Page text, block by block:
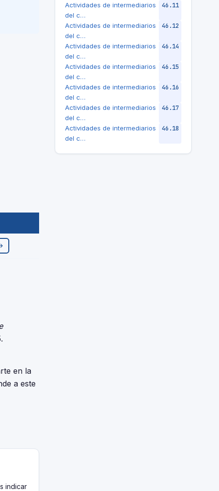
en la
a este
indicar
Actividades de intermediarios
del c…
46.11
Actividades de intermediarios
del c…
46.12
Actividades de intermediarios
del c…
46.14
Actividades de intermediarios
del c…
46.15
Actividades de intermediarios
del c…
46.16
Actividades de intermediarios
del c…
46.17
Actividades de intermediarios
del c…
46.18